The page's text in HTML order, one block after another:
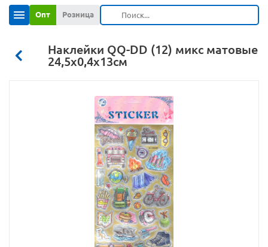
Опт Розница
Наклейки QQ-DD (12) микс матовые
24,5х0,4х13см